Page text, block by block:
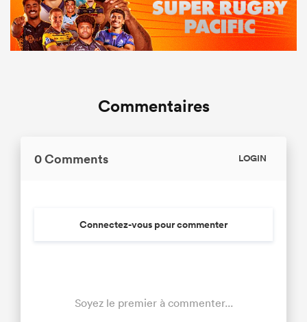
Commentaires
0 Comments LOGIN
Connectez-vous pour commenter
Soyez le premier à commenter...